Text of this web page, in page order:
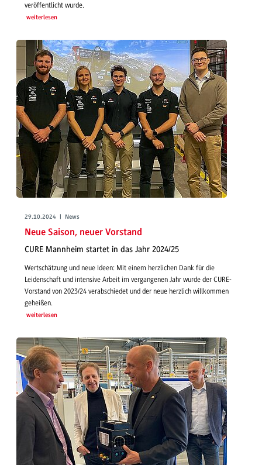
veröffentlicht wurde.
weiterlesen
29.10.2024 | News
Neue Saison, neuer Vorstand
CURE Mannheim startet in das Jahr 2024/25
Wertschätzung und neue Ideen: Mit einem herzlichen Dank für die
Leidenschaft und intensive Arbeit im vergangenen Jahr wurde der CURE-
Vorstand von 2023/24 verabschiedet und der neue herzlich willkommen
geheißen.
weiterlesen